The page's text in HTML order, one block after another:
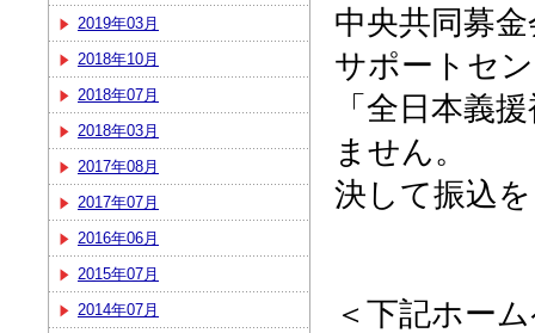
2019年03月
2018年10月
2018年07月
2018年03月
2017年08月
2017年07月
2016年06月
2015年07月
2014年07月
中央共同募
サポートセ
「全日本義
ません。
決して振込
＜下記ホー